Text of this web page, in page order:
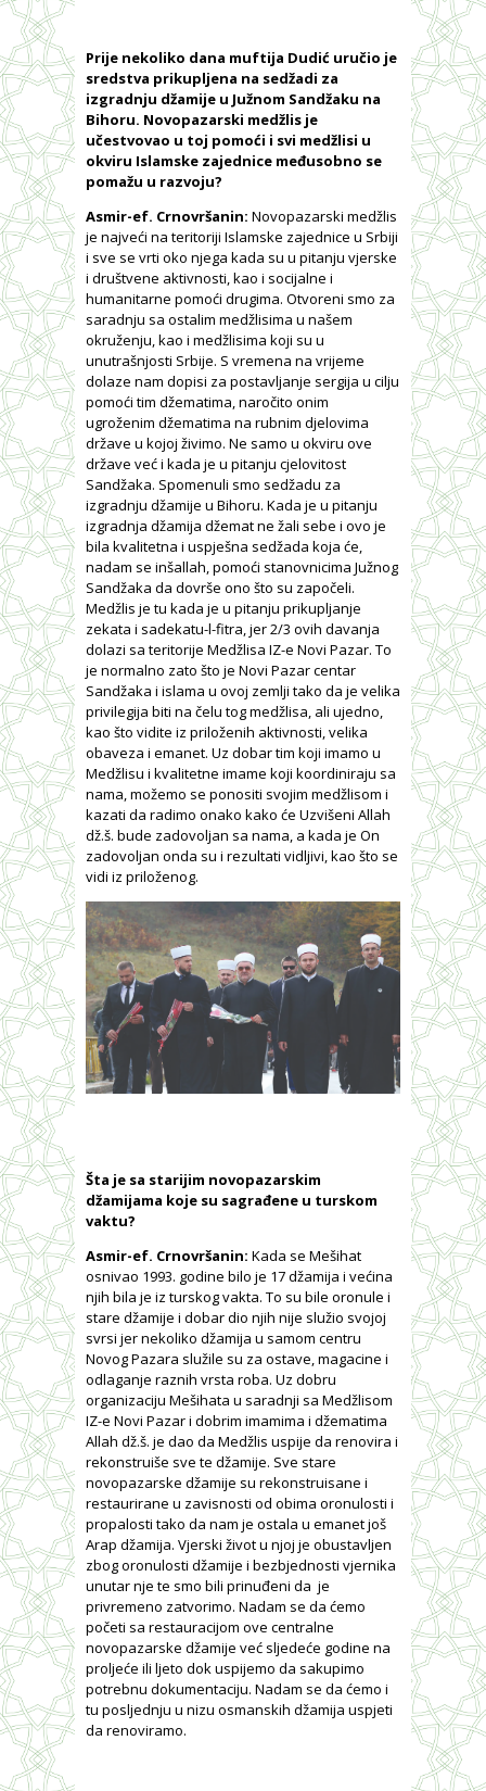
Prije nekoliko dana muftija Dudić uručio je
sredstva prikupljena na sedžadi za
izgradnju džamije u Južnom Sandžaku na
Bihoru. Novopazarski medžlis je
učestvovao u toj pomoći i svi medžlisi u
okviru Islamske zajednice međusobno se
pomažu u razvoju?
Asmir-ef. Crnovršanin: Novopazarski medžlis
je najveći na teritoriji Islamske zajednice u Srbiji
i sve se vrti oko njega kada su u pitanju vjerske
i društvene aktivnosti, kao i socijalne i
humanitarne pomoći drugima. Otvoreni smo za
saradnju sa ostalim medžlisima u našem
okruženju, kao i medžlisima koji su u
unutrašnjosti Srbije. S vremena na vrijeme
dolaze nam dopisi za postavljanje sergija u cilju
pomoći tim džematima, naročito onim
ugroženim džematima na rubnim djelovima
države u kojoj živimo. Ne samo u okviru ove
države već i kada je u pitanju cjelovitost
Sandžaka. Spomenuli smo sedžadu za
izgradnju džamije u Bihoru. Kada je u pitanju
izgradnja džamija džemat ne žali sebe i ovo je
bila kvalitetna i uspješna sedžada koja će,
nadam se inšallah, pomoći stanovnicima Južnog
Sandžaka da dovrše ono što su započeli.
Medžlis je tu kada je u pitanju prikupljanje
zekata i sadekatu-l-fitra, jer 2/3 ovih davanja
dolazi sa teritorije Medžlisa IZ-e Novi Pazar. To
je normalno zato što je Novi Pazar centar
Sandžaka i islama u ovoj zemlji tako da je velika
privilegija biti na čelu tog medžlisa, ali ujedno,
kao što vidite iz priloženih aktivnosti, velika
obaveza i emanet. Uz dobar tim koji imamo u
Medžlisu i kvalitetne imame koji koordiniraju sa
nama, možemo se ponositi svojim medžlisom i
kazati da radimo onako kako će Uzvišeni Allah
dž.š. bude zadovoljan sa nama, a kada je On
zadovoljan onda su i rezultati vidljivi, kao što se
vidi iz priloženog.
Šta je sa starijim novopazarskim
džamijama koje su sagrađene u turskom
vaktu?
Asmir-ef. Crnovršanin: Kada se Mešihat
osnivao 1993. godine bilo je 17 džamija i većina
njih bila je iz turskog vakta. To su bile oronule i
stare džamije i dobar dio njih nije služio svojoj
svrsi jer nekoliko džamija u samom centru
Novog Pazara služile su za ostave, magacine i
odlaganje raznih vrsta roba. Uz dobru
organizaciju Mešihata u saradnji sa Medžlisom
IZ-e Novi Pazar i dobrim imamima i džematima
Allah dž.š. je dao da Medžlis uspije da renovira i
rekonstruiše sve te džamije. Sve stare
novopazarske džamije su rekonstruisane i
restaurirane u zavisnosti od obima oronulosti i
propalosti tako da nam je ostala u emanet još
Arap džamija. Vjerski život u njoj je obustavljen
zbog oronulosti džamije i bezbjednosti vjernika
unutar nje te smo bili prinuđeni da je
privremeno zatvorimo. Nadam se da ćemo
početi sa restauracijom ove centralne
novopazarske džamije već sljedeće godine na
proljeće ili ljeto dok uspijemo da sakupimo
potrebnu dokumentaciju. Nadam se da ćemo i
tu posljednju u nizu osmanskih džamija uspjeti
da renoviramo.